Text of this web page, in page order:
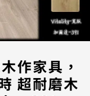
作家具，
超耐磨木